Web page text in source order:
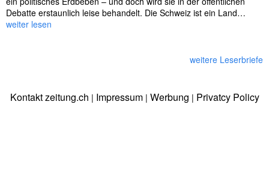
Debatte erstaunlich leise behandelt. Die Schweiz ist ein Land…
weiter lesen
weitere Leserbriefe
Kontakt zeitung.ch | Impressum| Werbung | Privatcy Policy